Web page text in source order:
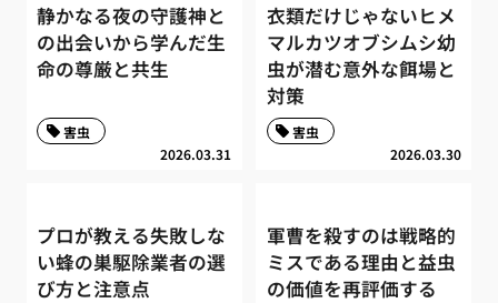
静かなる夜の守護神と
の出会いから学んだ生
命の尊厳と共生
2026.03.31
害虫
衣類だけじゃないヒメ
マルカツオブシムシ幼
虫が潜む意外な餌場と
対策
2026.03.30
害虫
プロが教える失敗しな
い蜂の巣駆除業者の選
び方と注意点
軍曹を殺すのは戦略的
ミスである理由と益虫
の価値を再評価する